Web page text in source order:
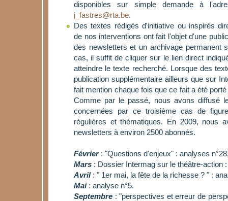
disponibles sur simple demande à
j_fastres@rta.be.
Des textes rédigés d'initiative ou inspirés
de nos interventions ont fait l'objet d'une
des newsletters et un archivage permanent
cas, il suffit de cliquer sur le lien direct
atteindre le texte recherché. Lorsque des
publication supplémentaire ailleurs que sur
fait mention chaque fois que ce fait a été
Comme par le passé, nous avons diffusé
concernées par ce troisième cas de
régulières et thématiques. En 2009, nous
newsletters à environ 2500 abonnés.
Février: "Questions d'enjeux" : analyses
Mars : Dossier Intermag sur le théâtre-action
Avril: " 1er mai, la fête de la richesse ? " :
Mai: analyse n°5.
Septembre : "perspectives et erreur de